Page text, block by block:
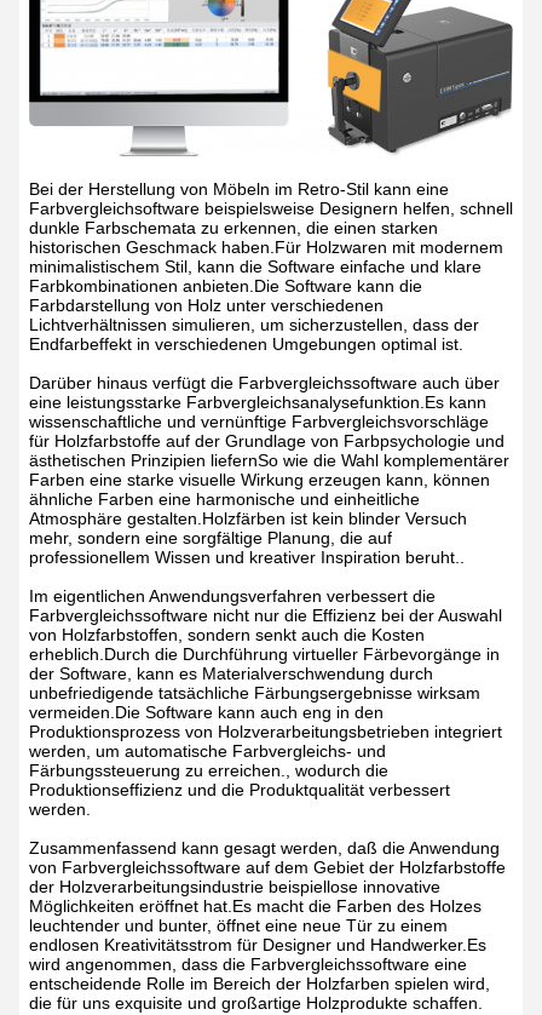
Bei der Herstellung von Möbeln im Retro-Stil kann eine
Farbvergleichsoftware beispielsweise Designern helfen, schnell
dunkle Farbschemata zu erkennen, die einen starken
historischen Geschmack haben.Für Holzwaren mit modernem
minimalistischem Stil, kann die Software einfache und klare
Farbkombinationen anbieten.Die Software kann die
Farbdarstellung von Holz unter verschiedenen
Lichtverhältnissen simulieren, um sicherzustellen, dass der
Endfarbeffekt in verschiedenen Umgebungen optimal ist.
Darüber hinaus verfügt die Farbvergleichssoftware auch über
eine leistungsstarke Farbvergleichsanalysefunktion.Es kann
wissenschaftliche und vernünftige Farbvergleichsvorschläge
für Holzfarbstoffe auf der Grundlage von Farbpsychologie und
ästhetischen Prinzipien liefernSo wie die Wahl komplementärer
Farben eine starke visuelle Wirkung erzeugen kann, können
ähnliche Farben eine harmonische und einheitliche
Atmosphäre gestalten.Holzfärben ist kein blinder Versuch
mehr, sondern eine sorgfältige Planung, die auf
professionellem Wissen und kreativer Inspiration beruht..
Im eigentlichen Anwendungsverfahren verbessert die
Farbvergleichssoftware nicht nur die Effizienz bei der Auswahl
von Holzfarbstoffen, sondern senkt auch die Kosten
erheblich.Durch die Durchführung virtueller Färbevorgänge in
der Software, kann es Materialverschwendung durch
unbefriedigende tatsächliche Färbungsergebnisse wirksam
vermeiden.Die Software kann auch eng in den
Produktionsprozess von Holzverarbeitungsbetrieben integriert
werden, um automatische Farbvergleichs- und
Färbungssteuerung zu erreichen., wodurch die
Produktionseffizienz und die Produktqualität verbessert
werden.
Zusammenfassend kann gesagt werden, daß die Anwendung
von Farbvergleichssoftware auf dem Gebiet der Holzfarbstoffe
der Holzverarbeitungsindustrie beispiellose innovative
Möglichkeiten eröffnet hat.Es macht die Farben des Holzes
leuchtender und bunter, öffnet eine neue Tür zu einem
endlosen Kreativitätsstrom für Designer und Handwerker.Es
wird angenommen, dass die Farbvergleichssoftware eine
entscheidende Rolle im Bereich der Holzfarben spielen wird,
die für uns exquisite und großartige Holzprodukte schaffen.